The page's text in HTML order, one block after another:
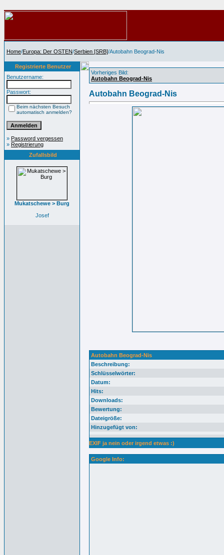
Home/Europa: Der OSTEN/Serbien [SRB]/Autobahn Beograd-Nis
Registrierte Benutzer
Benutzername:
Passwort:
Beim nächsten Besuch
automatisch anmelden?
» Password vergessen
» Registrierung
Zufallsbild
Mukatschewe > Burg
Josef
Vorheriges Bild:
Autobahn Beograd-Nis
Autobahn Beograd-Nis
Autobahn Beograd-Nis
Beschreibung:
Schlüsselwörter:
Datum:
Hits:
Downloads:
Bewertung:
Dateigröße:
Hinzugefügt von:
EXIF ja nein oder irgend etwas :)
Google Info: